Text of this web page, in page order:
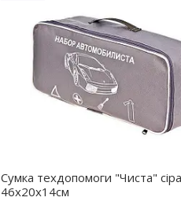
Сумка техдопомоги "Чиста" сіра
46х20х14см